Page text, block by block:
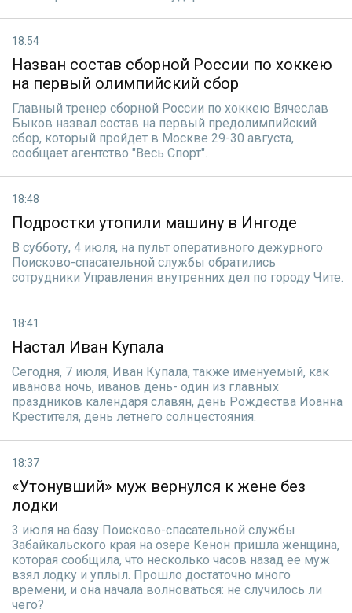
18:54
Назван состав сборной России по хоккею
на первый олимпийский сбор
Главный тренер сборной России по хоккею Вячеслав
Быков назвал состав на первый предолимпийский
сбор, который пройдет в Москве 29-30 августа,
сообщает агентство "Весь Спорт".
18:48
Подростки утопили машину в Ингоде
В субботу, 4 июля, на пульт оперативного дежурного
Поисково-спасательной службы обратились
сотрудники Управления внутренних дел по городу Чите.
18:41
Настал Иван Купала
Сегодня, 7 июля, Иван Купала, также именуемый, как
иванова ночь, иванов день- один из главных
праздников календаря славян, день Рождества Иоанна
Крестителя, день летнего солнцестояния.
18:37
«Утонувший» муж вернулся к жене без
лодки
3 июля на базу Поисково-спасательной службы
Забайкальского края на озере Кенон пришла женщина,
которая сообщила, что несколько часов назад ее муж
взял лодку и уплыл. Прошло достаточно много
времени, и она начала волноваться: не случилось ли
чего?